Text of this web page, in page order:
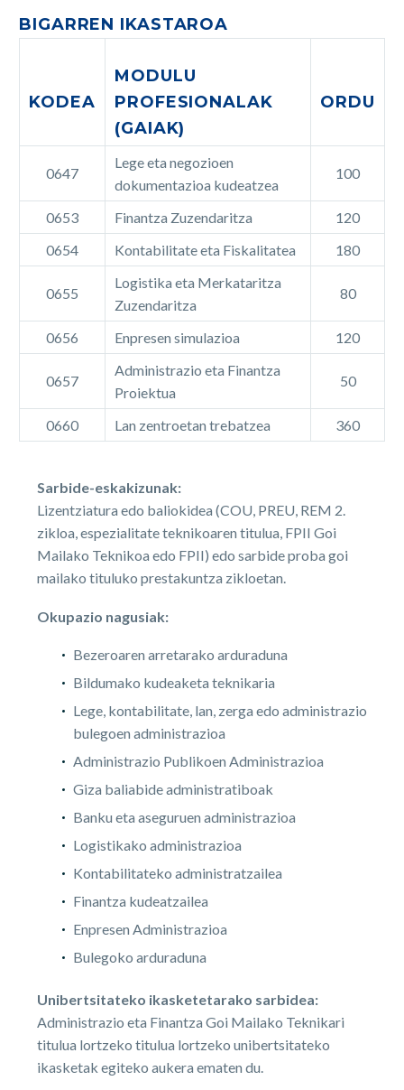
BIGARREN IKASTAROA
KODEA
MODULU
PROFESIONALAK
(GAIAK)
ORDU
0647
Lege eta negozioen
dokumentazioa kudeatzea
100
0653 Finantza Zuzendaritza
120
0654
Kontabilitate eta Fiskalitatea 180
0655
Logistika eta Merkataritza
Zuzendaritza
80
0656 Enpresen simulazioa 120
0657
Administrazio eta Finantza
Proiektua
50
0660 Lan zentroetan trebatzea 360
Sarbide-eskakizunak:
Lizentziatura edo baliokidea (COU, PREU, REM 2.
zikloa, espezialitate teknikoaren titulua, FPII Goi
Mailako Teknikoa edo FPII) edo sarbide proba goi
mailako tituluko prestakuntza zikloetan.
Okupazio nagusiak:
Bezeroaren arretarako arduraduna
Bildumako kudeaketa teknikaria
Lege, kontabilitate, lan, zerga edo administrazio
bulegoen administrazioa
Administrazio Publikoen Administrazioa
Giza baliabide administratiboak
Banku eta aseguruen administrazioa
Logistikako administrazioa
Kontabilitateko administratzailea
Finantza kudeatzailea
Enpresen Administrazioa
Bulegoko arduraduna
Unibertsitateko ikasketetarako sarbidea:
Administrazio eta Finantza Goi Mailako Teknikari
titulua lortzeko titulua lortzeko unibertsitateko
ikasketak egiteko aukera ematen du.